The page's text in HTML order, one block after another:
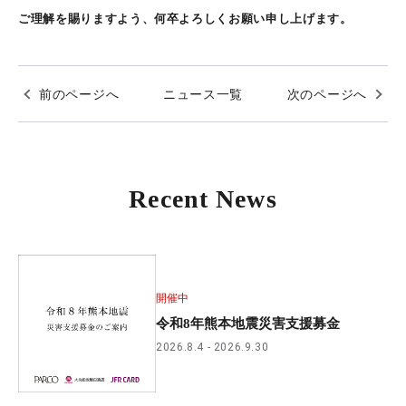
ご理解を賜りますよう、何卒よろしくお願い申し上げます。
前のページへ ニュース一覧 次のページへ
Recent News
開催中
令和8年熊本地震災害支援募金
2026.8.4 2026.9.30